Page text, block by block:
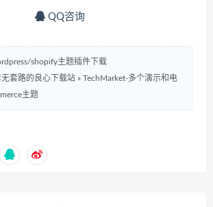
QQ咨询
shopify主题插件下载
套路的良心下载站 » TechMarket-多个演示和电
主题